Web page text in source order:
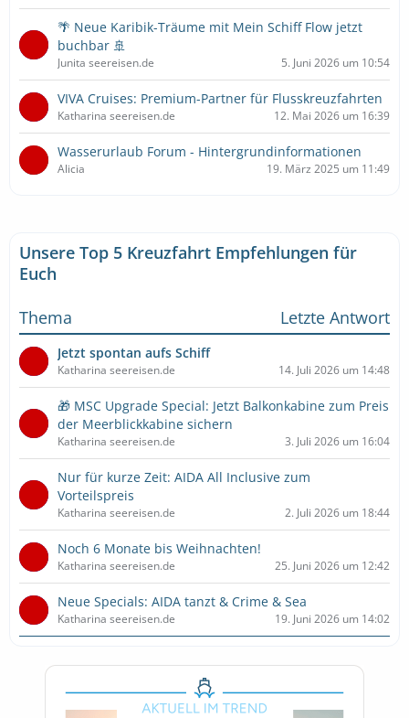
🌴 Neue Karibik-Träume mit Mein Schiff Flow jetzt
buchbar 🚢
Junita seereisen.de 5. Juni 2026 um 10:54
VIVA Cruises: Premium-Partner für Flusskreuzfahrten
Katharina seereisen.de 12. Mai 2026 um 16:39
Wasserurlaub Forum - Hintergrundinformationen
Alicia 19. März 2025 um 11:49
Unsere Top 5 Kreuzfahrt Empfehlungen für
Euch
Thema
Letzte Antwort
Jetzt spontan aufs Schiff
Katharina seereisen.de 14. Juli 2026 um 14:48
🎁 MSC Upgrade Special: Jetzt Balkonkabine zum Preis
der Meerblickkabine sichern
Katharina seereisen.de 3. Juli 2026 um 16:04
Nur für kurze Zeit: AIDA All Inclusive zum
Vorteilspreis
Katharina seereisen.de 2. Juli 2026 um 18:44
Noch 6 Monate bis Weihnachten!
Katharina seereisen.de 25. Juni 2026 um 12:42
Neue Specials: AIDA tanzt & Crime & Sea
Katharina seereisen.de 19. Juni 2026 um 14:02